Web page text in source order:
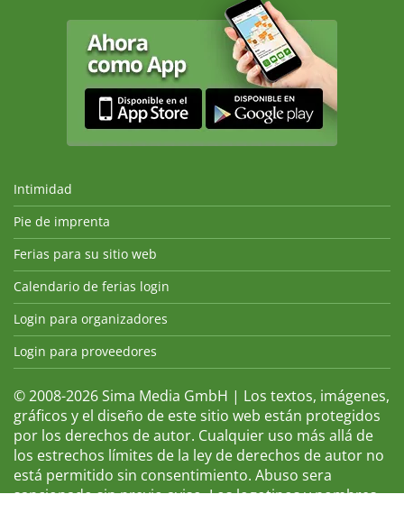
Intimidad
Pie de imprenta
Ferias para su sitio web
Calendario de ferias login
Login para organizadores
Login para proveedores
© 2008-2026 Sima Media GmbH | Los textos, imágenes,
gráficos y el diseño de este sitio web están protegidos
por los derechos de autor. Cualquier uso más allá de
los estrechos límites de la ley de derechos de autor no
está permitido sin consentimiento. Abuso sera
sancionado sin previo aviso. Los logotipos y nombres